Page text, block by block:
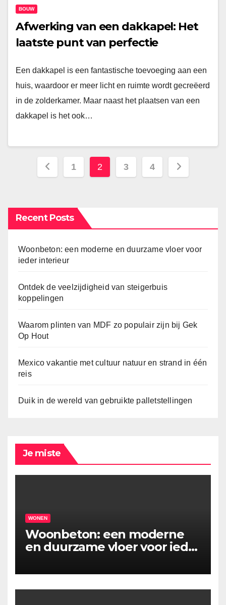
BOUW
Afwerking van een dakkapel: Het
laatste punt van perfectie
Een dakkapel is een fantastische toevoeging aan een
huis, waardoor er meer licht en ruimte wordt gecreëerd
in de zolderkamer. Maar naast het plaatsen van een
dakkapel is het ook…
Berichten
1 2 3 4
Recent Posts
Woonbeton: een moderne en duurzame vloer voor
ieder interieur
Ontdek de veelzijdigheid van steigerbuis
koppelingen
Waarom plinten van MDF zo populair zijn bij Gek
Op Hout
Mexico vakantie met cultuur natuur en strand in één
reis
Duik in de wereld van gebruikte palletstellingen
Je miste
WONEN
Woonbeton: een moderne
en duurzame vloer voor ieder